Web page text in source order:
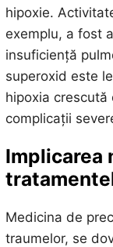
hipoxie.
exemplu, a fost
insuficiență
superoxid este
hipoxia crescută
complicații
Implicarea
Medicina de
traumelor, se